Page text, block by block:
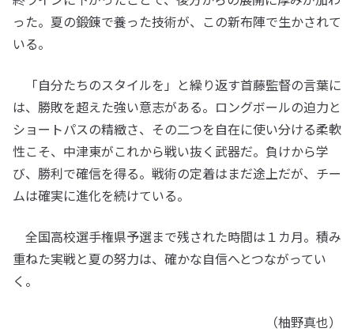
った。夏の鍛錬で養った技術が、この新布陣で生かされて
いる。
「自分たちのスタイルを」と繰り返す首藤監督の言葉に
は、勝敗を超えた強い意志がある。ロングボールの迫力と
ショートパスの精緻さ、その二つを自在に使い分ける柔軟
性こそ、中津東がこれから戦い抜く武器だ。負けから学
び、勝利で確信を得る。戦術の定着はまだ途上だが、チー
ムは確実に進化を続けている。
全国高校選手権県予選まで残された時間は１カ月。積み
重ねた実戦と夏の努力は、確かな自信へとつながってい
く。
（柚野真也）